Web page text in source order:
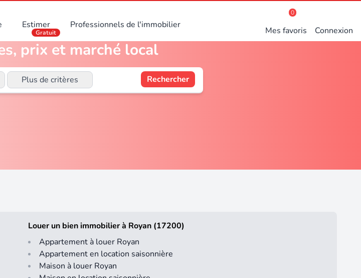
Estimer
Gratuit
Professionnels de l'immobilier
0
Mes favoris Connexion
prix et marché local
Plus de critères Rechercher
Louer un bien immobilier à Royan (17200)
Appartement à louer Royan
Appartement en location saisonnière
Maison à louer Royan